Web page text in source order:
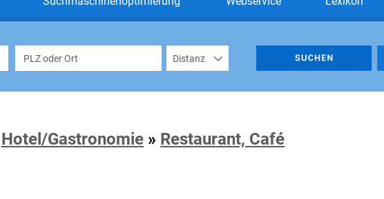
Hotel/Gastronomie » Restaurant, Café